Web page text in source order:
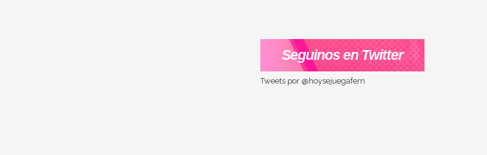
Seguinos en Twitter
Tweets por @hoysejuegafem